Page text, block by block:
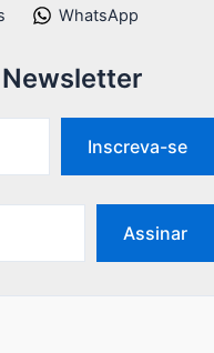
WhatsApp
Inscreva-se
Assinar